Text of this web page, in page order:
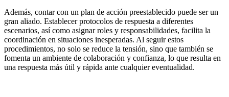
Además, contar con un plan de acción preestablecido puede ser un
gran aliado. Establecer protocolos de respuesta a diferentes
escenarios, así como asignar roles y responsabilidades, facilita la
coordinación en situaciones inesperadas. Al seguir estos
procedimientos, no solo se reduce la tensión, sino que también se
fomenta un ambiente de colaboración y confianza, lo que resulta en
una respuesta más útil y rápida ante cualquier eventualidad.